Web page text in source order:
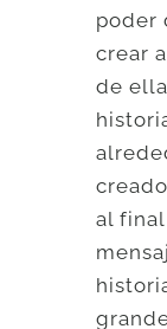
poder
crear
de
al